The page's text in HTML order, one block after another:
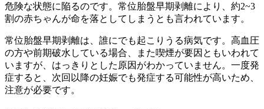
危険な状態に陥るのです。常位胎盤早期剥離により、約2~3
割の赤ちゃんが命を落としてしまうとも言われています。
常位胎盤早期剥離は、誰にでも起こりうる病気です。高血圧
の方や前期破水している場合、また喫煙が要因ともいわれて
いますが、はっきりとした原因がわかっていません。一度発
症すると、次回以降の妊娠でも発症する可能性が高いため、
注意が必要です。